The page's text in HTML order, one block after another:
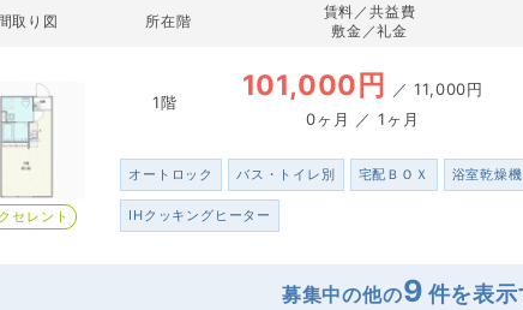
取り図 所在階
賃料／共益費
敷金／礼金
セレント
1階 101,000円 ／11,000円
0ヶ月 ／ 1ヶ月
オートロック バス・トイレ別 宅配ＢＯＸ 浴室乾燥機
IHクッキングヒーター
募集中の他の9